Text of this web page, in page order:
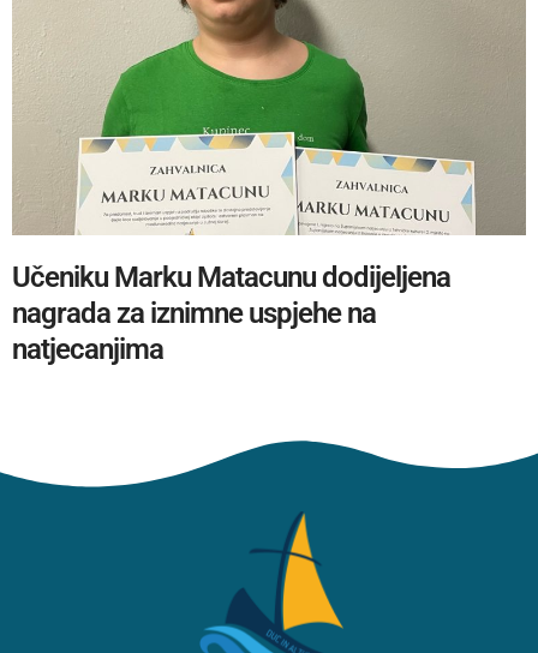
Učeniku Marku Matacunu dodijeljena
nagrada za iznimne uspjehe na
natjecanjima